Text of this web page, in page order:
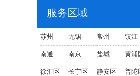
服务区域
苏州 无锡 常州 镇江
南通 南京 盐城 黄浦
徐汇区 长宁区 静安区 普陀